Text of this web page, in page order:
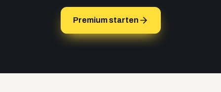
Premium starten